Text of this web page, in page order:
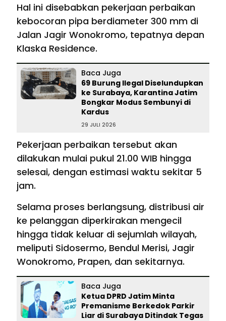
Hal ini disebabkan pekerjaan perbaikan
kebocoran pipa berdiameter 300 mm di
Jalan Jagir Wonokromo, tepatnya depan
Klaska Residence.
Baca Juga
69 Burung Ilegal Diselundupkan
ke Surabaya, Karantina Jatim
Bongkar Modus Sembunyi di
Kardus
29 JULI 2026
Pekerjaan perbaikan tersebut akan
dilakukan mulai pukul 21.00 WIB hingga
selesai, dengan estimasi waktu sekitar 5
jam.
Selama proses berlangsung, distribusi air
ke pelanggan diperkirakan mengecil
hingga tidak keluar di sejumlah wilayah,
meliputi Sidosermo, Bendul Merisi, Jagir
Wonokromo, Prapen, dan sekitarnya.
Baca Juga
Ketua DPRD Jatim Minta
Premanisme Berkedok Parkir
Liar di Surabaya Ditindak Tegas